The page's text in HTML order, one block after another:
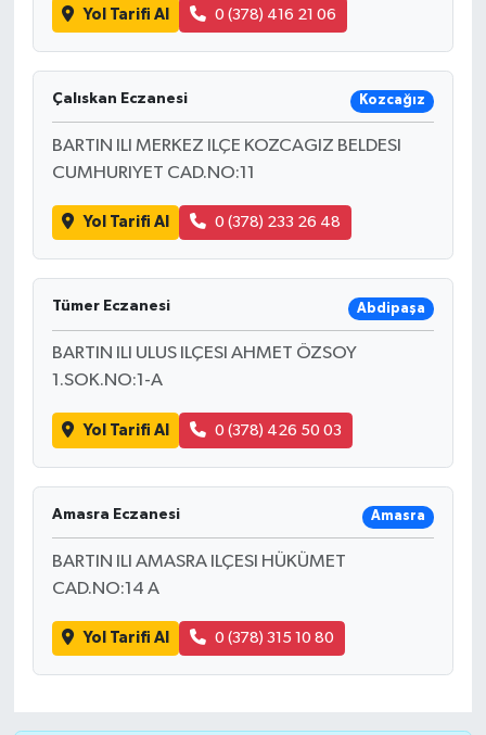
Yol Tarifi Al 0 (378) 416 21 06
Çalıskan Eczanesi Kozcağız
BARTIN ILI MERKEZ ILÇE KOZCAGIZ BELDESI
CUMHURIYET CAD.NO:11
Yol Tarifi Al 0 (378) 233 26 48
Tümer Eczanesi Abdipaşa
BARTIN ILI ULUS ILÇESI AHMET ÖZSOY
1.SOK.NO:1-A
Yol Tarifi Al 0 (378) 426 50 03
Amasra Eczanesi Amasra
BARTIN ILI AMASRA ILÇESI HÜKÜMET
CAD.NO:14 A
Yol Tarifi Al 0 (378) 315 10 80